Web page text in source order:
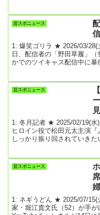
ー・エスパーが優勝。今回
えるという構図で繰り広げ
下”の愛称で知られるベテラ...
芸スポニュース
1: 爆笑ゴリラ ★ 2026/03/28(
日、配信者の「野田草履」
かでのツイキャス配信中に
た様子。男性は、「配信切
いて歩いていました。男性
やゴミのポイ捨てのほか、立
芸スポニュース
1: 冬月記者 ★ 2025/02/19(水
ヒロイン役で松田元太主演
しっかり振り回されていき
分）に、前田敦子の出演が決
た、痛快オフィスエンター
芸スポニュース
1: ネギうどん ★ 2025/07/
家・堀江貴文氏（52）が手